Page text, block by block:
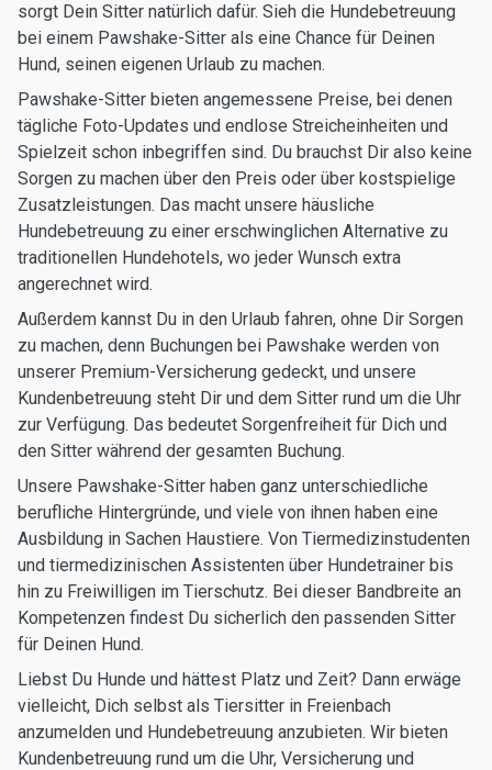
sorgt Dein Sitter natürlich dafür. Sieh die Hundebetreuung
bei einem Pawshake-Sitter als eine Chance für Deinen
Hund, seinen eigenen Urlaub zu machen.
Pawshake-Sitter bieten angemessene Preise, bei denen
tägliche Foto-Updates und endlose Streicheinheiten und
Spielzeit schon inbegriffen sind. Du brauchst Dir also keine
Sorgen zu machen über den Preis oder über kostspielige
Zusatzleistungen. Das macht unsere häusliche
Hundebetreuung zu einer erschwinglichen Alternative zu
traditionellen Hundehotels, wo jeder Wunsch extra
angerechnet wird.
Außerdem kannst Du in den Urlaub fahren, ohne Dir Sorgen
zu machen, denn Buchungen bei Pawshake werden von
unserer Premium-Versicherung gedeckt, und unsere
Kundenbetreuung steht Dir und dem Sitter rund um die Uhr
zur Verfügung. Das bedeutet Sorgenfreiheit für Dich und
den Sitter während der gesamten Buchung.
Unsere Pawshake-Sitter haben ganz unterschiedliche
berufliche Hintergründe, und viele von ihnen haben eine
Ausbildung in Sachen Haustiere. Von Tiermedizinstudenten
und tiermedizinischen Assistenten über Hundetrainer bis
hin zu Freiwilligen im Tierschutz. Bei dieser Bandbreite an
Kompetenzen findest Du sicherlich den passenden Sitter
für Deinen Hund.
Liebst Du Hunde und hättest Platz und Zeit? Dann erwäge
vielleicht, Dich selbst als Tiersitter in Freienbach
anzumelden und Hundebetreuung anzubieten. Wir bieten
Kundenbetreuung rund um die Uhr, Versicherung und